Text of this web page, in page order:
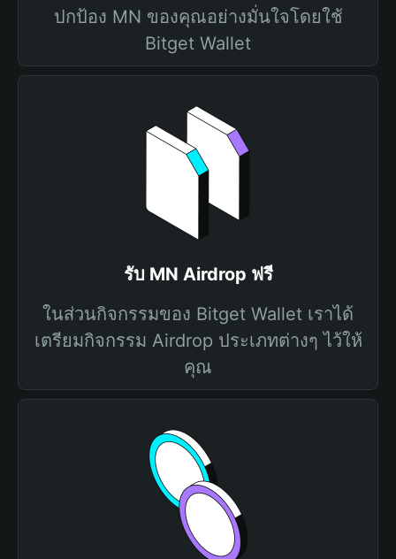
ปกป้อง MN ของคุณอย่างมั่นใจโดยใช้
Bitget Wallet
รับ MN Airdrop ฟรี
ในส่วนกิจกรรมของ Bitget Wallet เราได้
เตรียมกิจกรรม Airdrop ประเภทต่างๆ ไว้ให้
คุณ